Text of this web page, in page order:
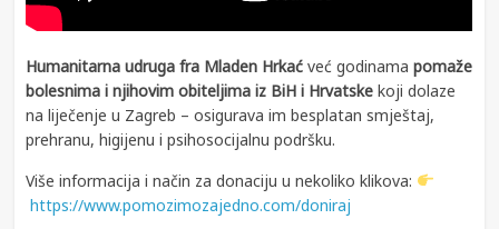
Humanitarna udruga fra Mladen Hrkać već godinamapomaže
bolesnima i njihovim obiteljima iz BiH i Hrvatske koji dolaze
na liječenje u Zagreb – osigurava im besplatan smještaj,
prehranu, higijenu i psihosocijalnu podršku.
Više informacija i način za donaciju u nekoliko klikova:
https://www.pomozimozajedno.com/doniraj
← Previous
Čuvari bosanskih